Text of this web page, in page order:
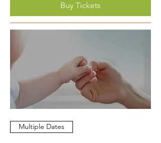
Buy Tickets
Multiple Dates